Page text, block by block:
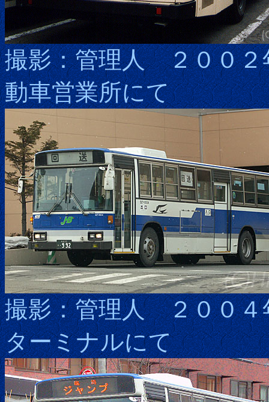
撮影：管理人 ２００
動車営業所にて
撮影：管理人 ２００
ターミナルにて